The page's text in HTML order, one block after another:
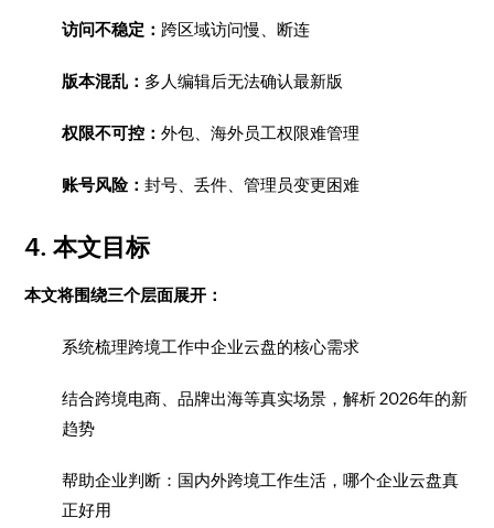
访问不稳定： 跨区域访问慢、断连
版本混乱： 多人编辑后无法确认最新版
权限不可控：外包、海外员工权限难管理
账号风险：封号、丢件、管理员变更困难
4. 本文目标
本文将围绕三个层面展开：
系统梳理跨境工作中企业云盘的核心需求
结合跨境电商、品牌出海等真实场景，解析 2026年的新
趋势
帮助企业判断：国内外跨境工作生活，哪个企业云盘真
正好用